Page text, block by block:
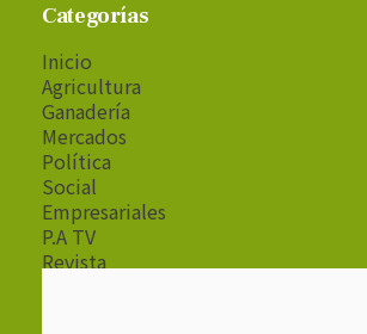
Categorías
Inicio
Agricultura
Ganadería
Mercados
Política
Social
Empresariales
P.A TV
Revista